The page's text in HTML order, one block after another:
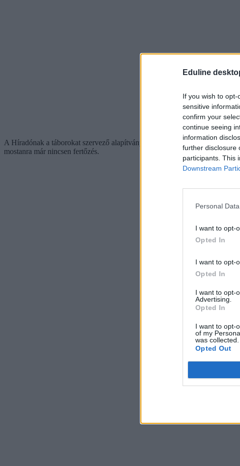
Eduline
If you wish to
sensitive
confirm your
continue seeing
information
further disclosure
participants. This
Downstream
Personal
I want to opt-
Opted In
I want to opt-
Opted In
I want to opt-
Advertising.
Opted In
I want to opt-
of my
was collected.
Opted Out
A Híradónak a táborokat szervező alapítvány úgy fogalmatott, hogy a múlt
mostanra már nincsen fertőzés.